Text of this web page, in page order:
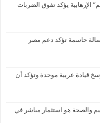
الإرهابية يؤكد تفوق الضربات
حاسمة تؤكد دعم مصر
قيادة عربية موحدة وتؤكد أن
والصحة هو استثمار مباشر في